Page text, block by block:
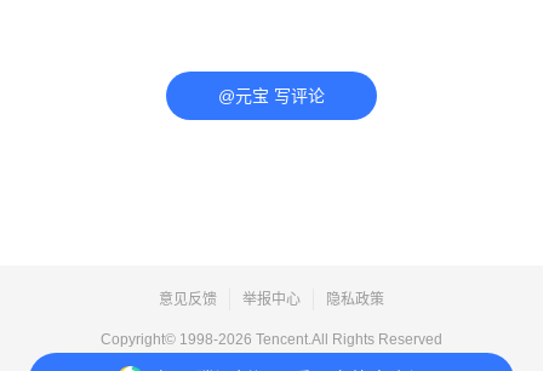
@元宝 写评论
意见反馈 举报中心 隐私政策
Copyright© 1998-2026 Tencent.All Rights Reserved